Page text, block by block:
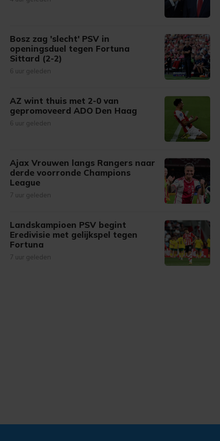
Bosz zag 'slecht' PSV in
openingsduel tegen Fortuna
Sittard (2-2)
6 uur geleden
AZ wint thuis met 2-0 van
gepromoveerd ADO Den Haag
6 uur geleden
Ajax Vrouwen langs Rangers naar
derde voorronde Champions
League
7 uur geleden
Landskampioen PSV begint
Eredivisie met gelijkspel tegen
Fortuna
7 uur geleden